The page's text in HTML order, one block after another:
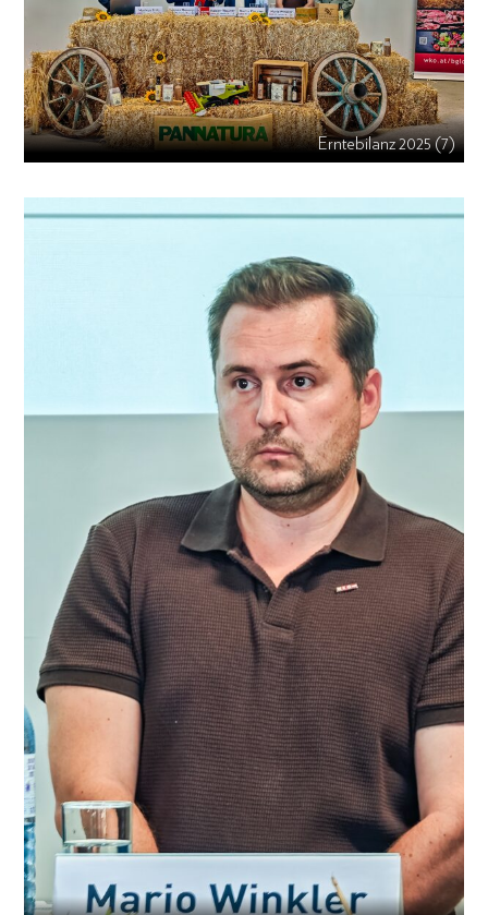
Erntebilanz 2025 (7)